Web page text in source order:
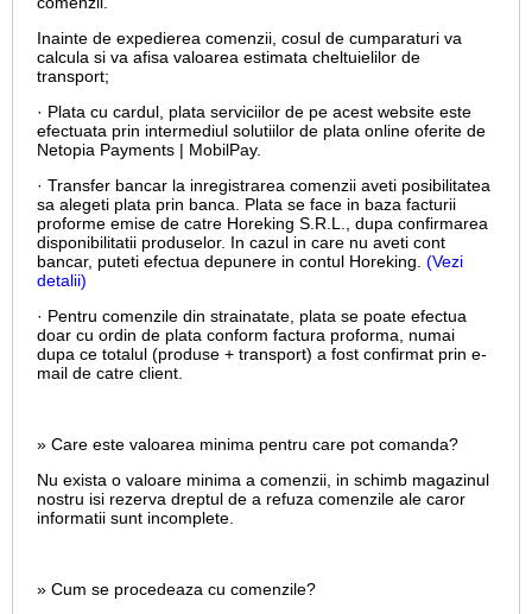
Inainte de expedierea comenzii, cosul de cumparaturi va
calcula si va afisa valoarea estimata cheltuielilor de
transport;
· Plata cu cardul, plata serviciilor de pe acest website este
efectuata prin intermediul solutiilor de plata online oferite de
Netopia Payments | MobilPay.
· Transfer bancar la inregistrarea comenzii aveti posibilitatea
sa alegeti plata prin banca. Plata se face in baza facturii
proforme emise de catre Horeking S.R.L., dupa confirmarea
disponibilitatii produselor. In cazul in care nu aveti cont
bancar, puteti efectua depunere in contul Horeking. (Vezi
detalii)
· Pentru comenzile din strainatate, plata se poate efectua
doar cu ordin de plata conform factura proforma, numai
dupa ce totalul (produse + transport) a fost confirmat prin e-
mail de catre client.
» Care este valoarea minima pentru care pot comanda?
Nu exista o valoare minima a comenzii, in schimb magazinul
nostru isi rezerva dreptul de a refuza comenzile ale caror
informatii sunt incomplete.
» Cum se procedeaza cu comenzile?